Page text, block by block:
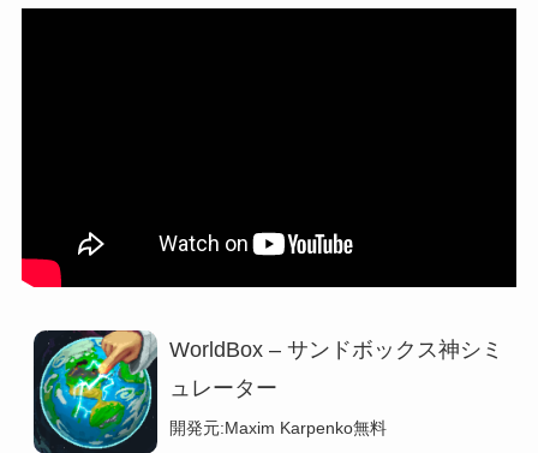
WorldBox – サンドボックス神シミ
ュレーター
開発元:Maxim Karpenko無料